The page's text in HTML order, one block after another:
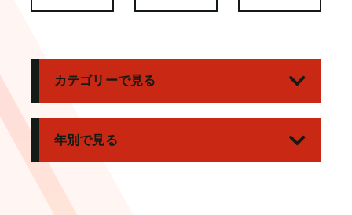
カテゴリーで見る
年別で見る